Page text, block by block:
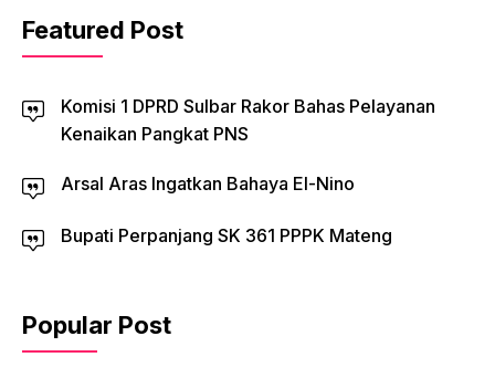
Featured Post
Komisi 1 DPRD Sulbar Rakor Bahas Pelayanan
Kenaikan Pangkat PNS
Arsal Aras Ingatkan Bahaya El-Nino
Bupati Perpanjang SK 361 PPPK Mateng
Popular Post